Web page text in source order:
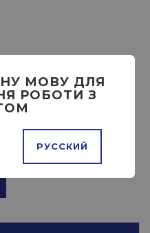
МОВУ ДЛЯ
РОБОТИ З
РУССКИЙ